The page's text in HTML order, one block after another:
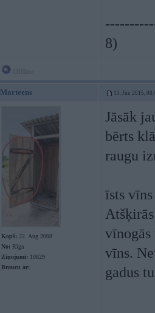
8)
Marteens 13. Jun 2015,
Kopš: 22. Aug 2008
No: Rīga
Ziņojumi: 10829
Braucu ar:
Jāsāk
bērts
raugu
īsts
vīnogās
vīns.
gadus